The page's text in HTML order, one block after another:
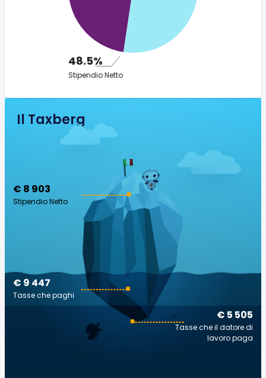
48.5%
Stipendio Netto
Il Taxberg
€ 8 903
Stipendio Netto
€ 5 505
Tasse che il datore di
lavoro paga
€ 9 447
Tasse che paghi